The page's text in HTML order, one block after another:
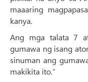
maaaring
kanya.
Ang mga talata 7
gumawa ng isang
sinuman ang
makikita ito.”